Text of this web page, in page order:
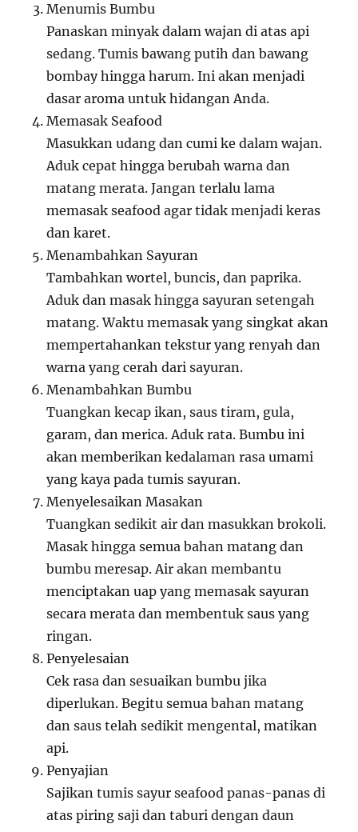
Menumis Bumbu
Panaskan minyak dalam wajan di atas api
sedang. Tumis bawang putih dan bawang
bombay hingga harum. Ini akan menjadi
dasar aroma untuk hidangan Anda.
Memasak Seafood
Masukkan udang dan cumi ke dalam wajan.
Aduk cepat hingga berubah warna dan
matang merata. Jangan terlalu lama
memasak seafood agar tidak menjadi keras
dan karet.
Menambahkan Sayuran
Tambahkan wortel, buncis, dan paprika.
Aduk dan masak hingga sayuran setengah
matang. Waktu memasak yang singkat akan
mempertahankan tekstur yang renyah dan
warna yang cerah dari sayuran.
Menambahkan Bumbu
Tuangkan kecap ikan, saus tiram, gula,
garam, dan merica. Aduk rata. Bumbu ini
akan memberikan kedalaman rasa umami
yang kaya pada tumis sayuran.
Menyelesaikan Masakan
Tuangkan sedikit air dan masukkan brokoli.
Masak hingga semua bahan matang dan
bumbu meresap. Air akan membantu
menciptakan uap yang memasak sayuran
secara merata dan membentuk saus yang
ringan.
Penyelesaian
Cek rasa dan sesuaikan bumbu jika
diperlukan. Begitu semua bahan matang
dan saus telah sedikit mengental, matikan
api.
Penyajian
Sajikan tumis sayur seafood panas-panas di
atas piring saji dan taburi dengan daun